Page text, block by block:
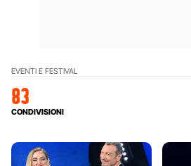
EVENTI E FESTIVAL
83
CONDIVISIONI